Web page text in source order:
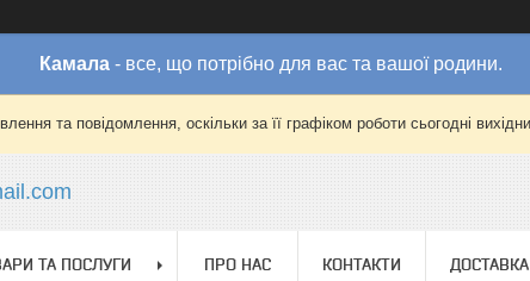
Камала - все, що потрібно для вас та вашої родини.
та повідомлення, оскільки за її графіком роботи сьогодні
ТА ПОСЛУГИ ПРО НАС КОНТАКТИ